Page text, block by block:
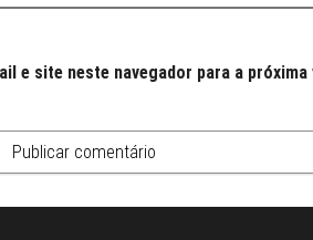
e site neste navegador para a próxima